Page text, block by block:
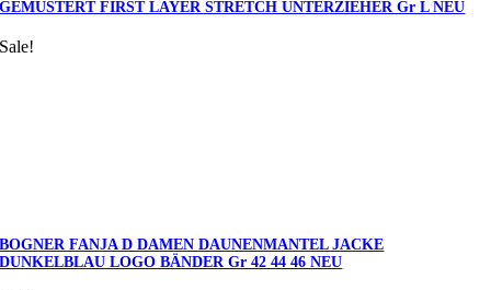
GEMUSTERT FIRST LAYER STRETCH UNTERZIEHER Gr L NEU
Sale!
BOGNER FANJA D DAMEN DAUNENMANTEL JACKE
DUNKELBLAU LOGO BÄNDER Gr 42 44 46 NEU